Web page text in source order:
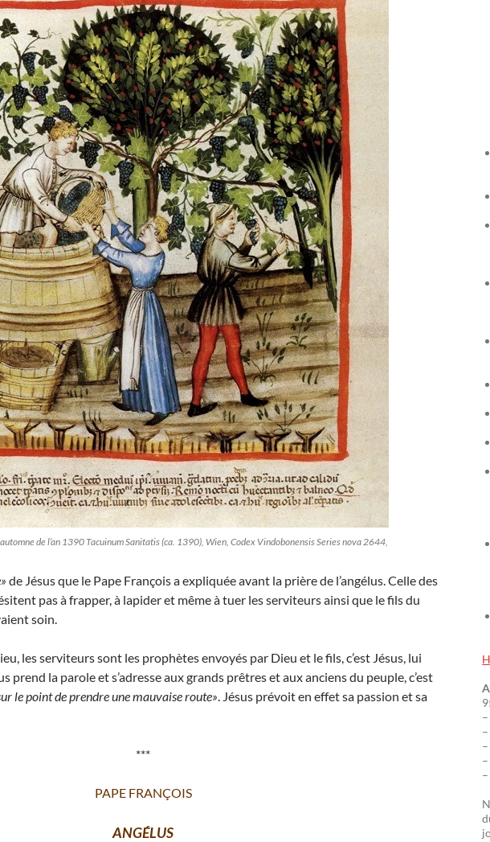
de l’an 1390 Tacuinum Sanitatis (ca. 1390), Wien, Codex Vindobonensis Series nova 2644,
de Jésus que le Pape François a expliquée avant la prière de l’angélus. Celle des
pas à frapper, à lapider et même à tuer les serviteurs ainsi que le fils du
soin.
les serviteurs sont les prophètes envoyés par Dieu et le fils, c’est Jésus, lui
prend la parole et s’adresse aux grands prêtres et aux anciens du peuple, c’est
le point de prendre une mauvaise route». Jésus prévoit en effet sa passion et sa
***
PAPE FRANÇOIS
ANGÉLUS